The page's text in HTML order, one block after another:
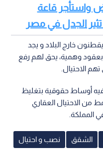
واستأجر قاعة
الجدل في مصر
خارج البلاد و يجد
وهمية، يحق لهم رفع
الاحتيال.
أوساط حقوقية بتغليظ
من الاحتيال العقاري
المملكة.
الشقق نصب و احتيال